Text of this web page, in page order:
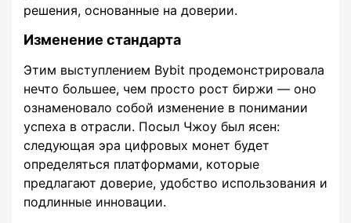
решения, основанные на доверии.
Изменение стандарта
Этим выступлением Bybit продемонстрировала
нечто большее, чем просто рост биржи — оно
ознаменовало собой изменение в понимании
успеха в отрасли. Посыл Чжоу был ясен:
следующая эра цифровых монет будет
определяться платформами, которые
предлагают доверие, удобство использования и
подлинные инновации.